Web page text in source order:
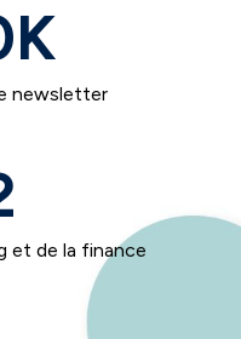
K
newsletter
et de la finance